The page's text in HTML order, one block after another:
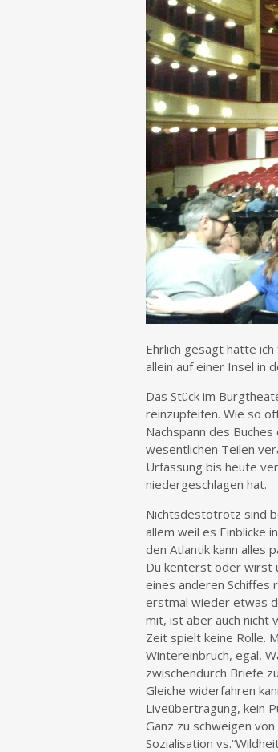
Ehrlich gesagt hatte
allein auf einer Insel in
Das Stück im
reinzupfeifen. Wie so
Nachspann des
wesentlichen Teilen
Urfassung bis heute
niedergeschlagen hat.
Nichtsdestotrotz sind
allem weil es Einblicke
den Atlantik kann alles
Du kenterst oder wirst
eines anderen
erstmal wieder etwas
mit, ist aber auch nicht
Zeit spielt keine Rolle.
Wintereinbruch, egal,
zwischendurch Briefe
Gleiche widerfahren
Liveübertragung, kein
Ganz zu schweigen
Sozialisation